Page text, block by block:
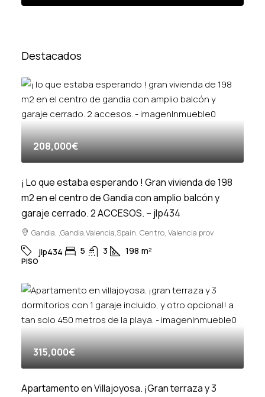
Destacados
208,000€
¡ Lo que estaba esperando ! Gran vivienda de 198
m2 en el centro de Gandia con amplio balcón y
garaje cerrado. 2 ACCESOS. – jlp434
Gandia, ,Gandia,Valencia,Spain, Centro, Valencia prov
jlp434 5 3 198 m²
PISO
315,000€
Apartamento en Villajoyosa. ¡Gran terraza y 3